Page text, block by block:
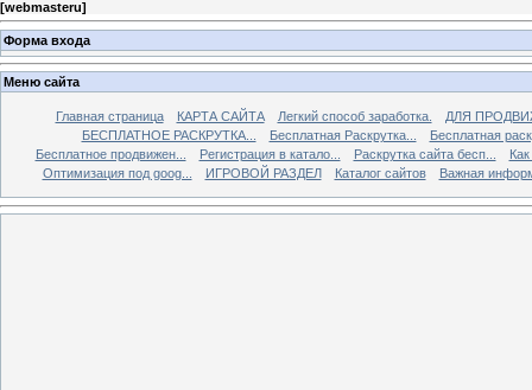
[webmasteru]
Форма входа
Меню сайта
Главная страница КАРТА САЙТА Легкий способ заработка.
ДЛЯ
БЕСПЛАТНОЕ РАСКРУТКА...
Бесплатная Раскрутка...
Бесплатная
Бесплатное продвижен...
Регистрация в катало... Раскрутка сайта бесп...
Оптимизация под goog...
ИГРОВОЙ РАЗДЕЛ Каталог сайтов Важная